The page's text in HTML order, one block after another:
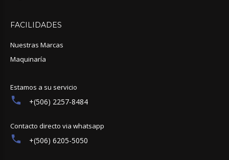
FACILIDADES
Nuestras Marcas
Maquinaría
Estamos a su servicio
+(506) 2257-8484
Contacto directo via whatsapp
+(506) 6205-5050